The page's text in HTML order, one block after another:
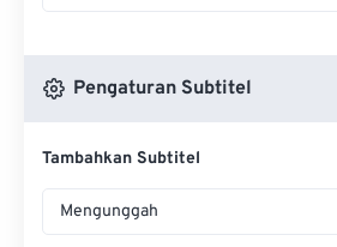
Pengaturan Subtitel
Tambahkan Subtitel
Mengunggah